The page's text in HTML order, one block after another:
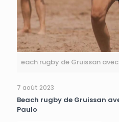
each rugby de Gruissan
7 août 2023
Beach rugby de Gruissan
Paulo